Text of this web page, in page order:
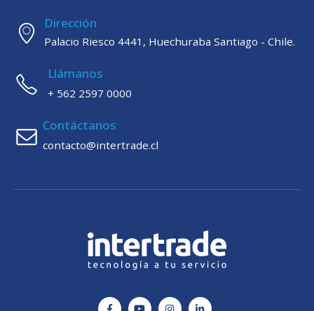
Dirección
Palacio Riesco 4441, Huechuraba Santiago - Chile.
Llámanos
+ 562 2597 0000
Contáctanos
contacto@intertrade.cl